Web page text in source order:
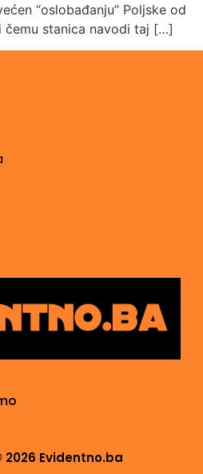
“oslobađanju” Poljske od
čemu stanica navodi taj […]
Evidentno.ba